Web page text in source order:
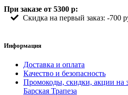
При заказе от 5300 р:
Скидка на первый заказ: -700
Информация
Доставка и оплата
Качество и безопасность
Промокоды, скидки, акции на
Барская Трапеза